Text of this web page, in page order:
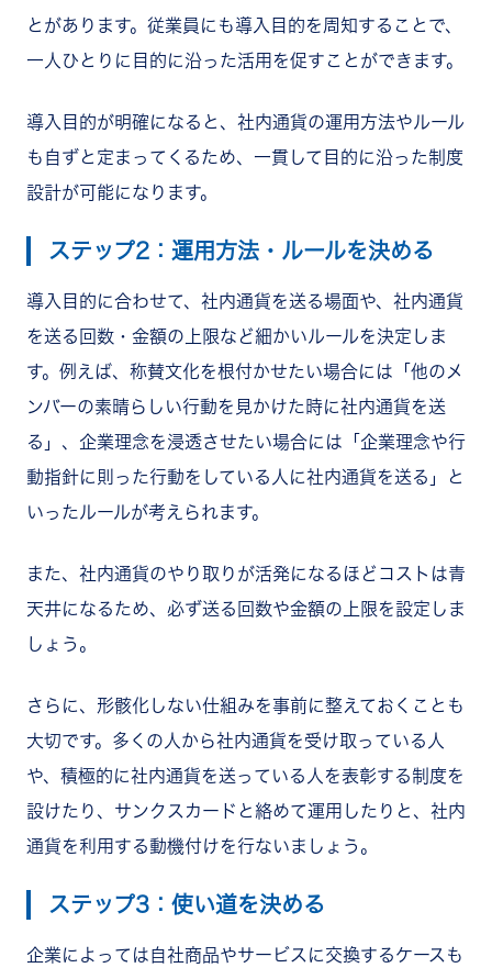
とがあります。従業員にも導入目的を周知することで、
一人ひとりに目的に沿った活用を促すことができます。
導入目的が明確になると、社内通貨の運用方法やルール
も自ずと定まってくるため、一貫して目的に沿った制度
設計が可能になります。
ステップ2：運用方法・ルールを決める
導入目的に合わせて、社内通貨を送る場面や、社内通貨
を送る回数・金額の上限など細かいルールを決定しま
す。例えば、称賛文化を根付かせたい場合には「他のメ
ンバーの素晴らしい行動を見かけた時に社内通貨を送
る」、企業理念を浸透させたい場合には「企業理念や行
動指針に則った行動をしている人に社内通貨を送る」と
いったルールが考えられます。
また、社内通貨のやり取りが活発になるほどコストは青
天井になるため、必ず送る回数や金額の上限を設定しま
しょう。
さらに、形骸化しない仕組みを事前に整えておくことも
大切です。多くの人から社内通貨を受け取っている人
や、積極的に社内通貨を送っている人を表彰する制度を
設けたり、サンクスカードと絡めて運用したりと、社内
通貨を利用する動機付けを行ないましょう。
ステップ3：使い道を決める
企業によっては自社商品やサービスに交換するケースも